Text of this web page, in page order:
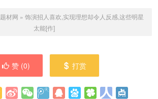
题材网 » 饰演招人喜欢,实现理想却令人反感,这些明星
太能[作]
赞 (0) 打赏